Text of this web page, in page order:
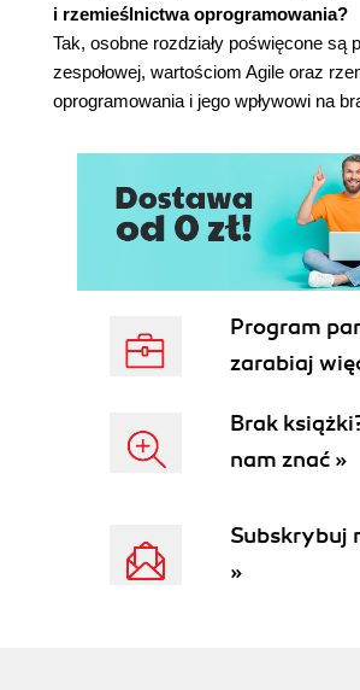
i rzemieślnictwa oprogramowania?
Tak, osobne rozdziały poświęcone są
zespołowej, wartościom Agile oraz
oprogramowania i jego wpływowi na
Program
zarabiaj
Brak
nam znać »
Subskrybuj
»